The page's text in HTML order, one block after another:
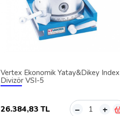
Vertex Ekonomik Yatay&Dikey Index
Divizör VSI-5
26.384,83 TL – +